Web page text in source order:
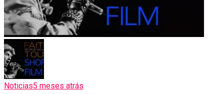
Noticias5 meses atrás